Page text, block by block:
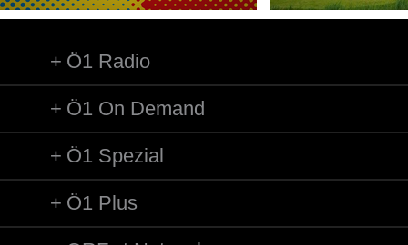
Ö1 Radio
Ö1 On Demand
Ö1 Spezial
Ö1 Plus